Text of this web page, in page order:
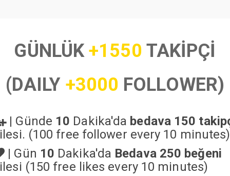
GÜNLÜK+1550 TAKİPÇİ
(DAILY +3000 FOLLOWER)
| Günde 10 Dakika'da bedava 150
(100 free follower every 10 minutes)
| Gün 10 Dakika'da Bedava 250 beğeni
(150 free likes every 10 minutes)